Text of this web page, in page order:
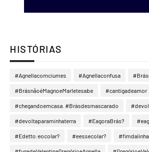
HISTÓRIAS
#Agnellacomciumes #Agnellaconfusa
#BrásnãoéMagnoeMarletesabe #cantigadeamor
#chegandoemcasa. #Brásdesmascarado
#devoltaparaminhaterra #EagoraBrás?
#Edetto:eocolar? #eessecolar? #fimdalinha